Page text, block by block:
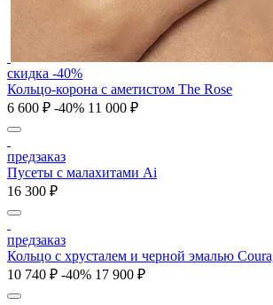
скидка -40%
Кольцо-корона с аметистом The Rose
6 600 ₽ -40% 11 000 ₽
предзаказ
Пусеты с малахитами Ai
16 300 ₽
предзаказ
Кольцо с хрусталем и черной эмалью
10 740 ₽ -40% 17 900 ₽